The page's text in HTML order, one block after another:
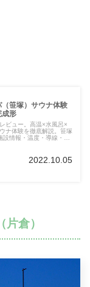
笹塚）サウナ体験
成形
ビュー。高温×水風呂×
ナ体験を徹底解説。笹塚
情報・温度・導線・メ
2022.10.05
（片倉）